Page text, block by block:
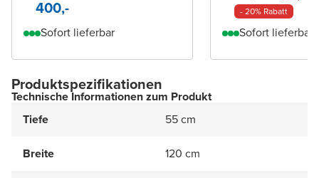
400,-
Sofort lieferbar
- 20% Rabatt
Sofort lieferbar
Produktspezifikationen
Technische Informationen zum Produkt
Tiefe
55 cm
Breite 120 cm